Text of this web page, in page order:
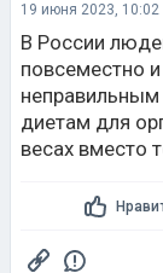
19 июня 2023, 10:02
В России
повсеместно
диетам для
весах вместо